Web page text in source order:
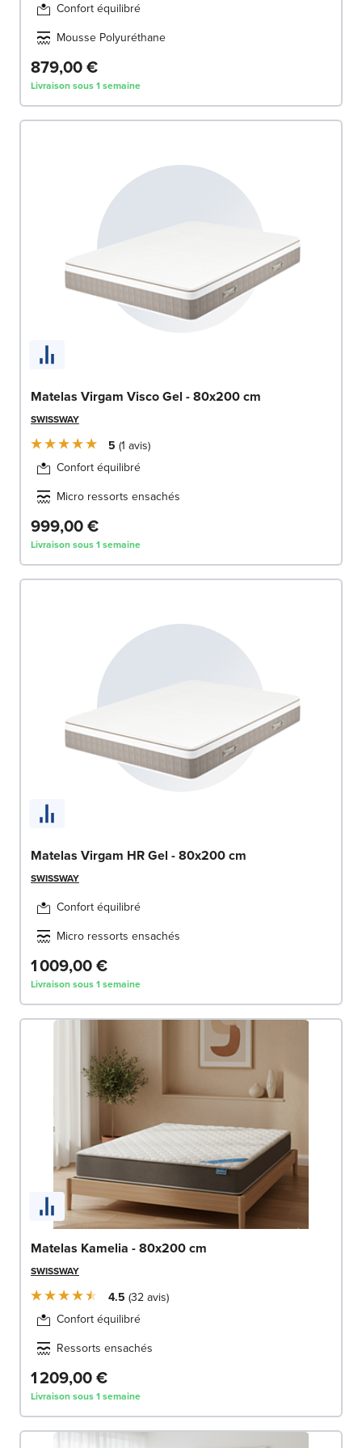
Confort équilibré
Mousse Polyuréthane
879,00 €
Livraison sous 1 semaine
Matelas Virgam Visco Gel - 80x200 cm
SWISSWAY
5 1 avis
Confort équilibré
Micro ressorts ensachés
999,00 €
Livraison sous 1 semaine
Matelas Virgam HR Gel - 80x200 cm
SWISSWAY
Confort équilibré
Micro ressorts ensachés
1 009,00 €
Livraison sous 1 semaine
Matelas Kamelia - 80x200 cm
SWISSWAY
4.5 32avis
Confort équilibré
Ressorts ensachés
1 209,00 €
Livraison sous 1 semaine